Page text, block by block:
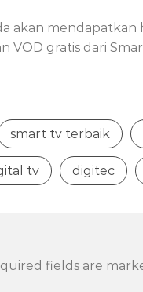
akan
gratis dari
smart tv terbaik
tv digitec
fields are